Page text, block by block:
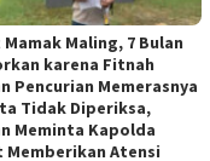
Maling, 7 Bulan
karena Fitnah
Pencurian Memerasnya
Tidak Diperiksa,
Meminta Kapolda
Memberikan Atensi